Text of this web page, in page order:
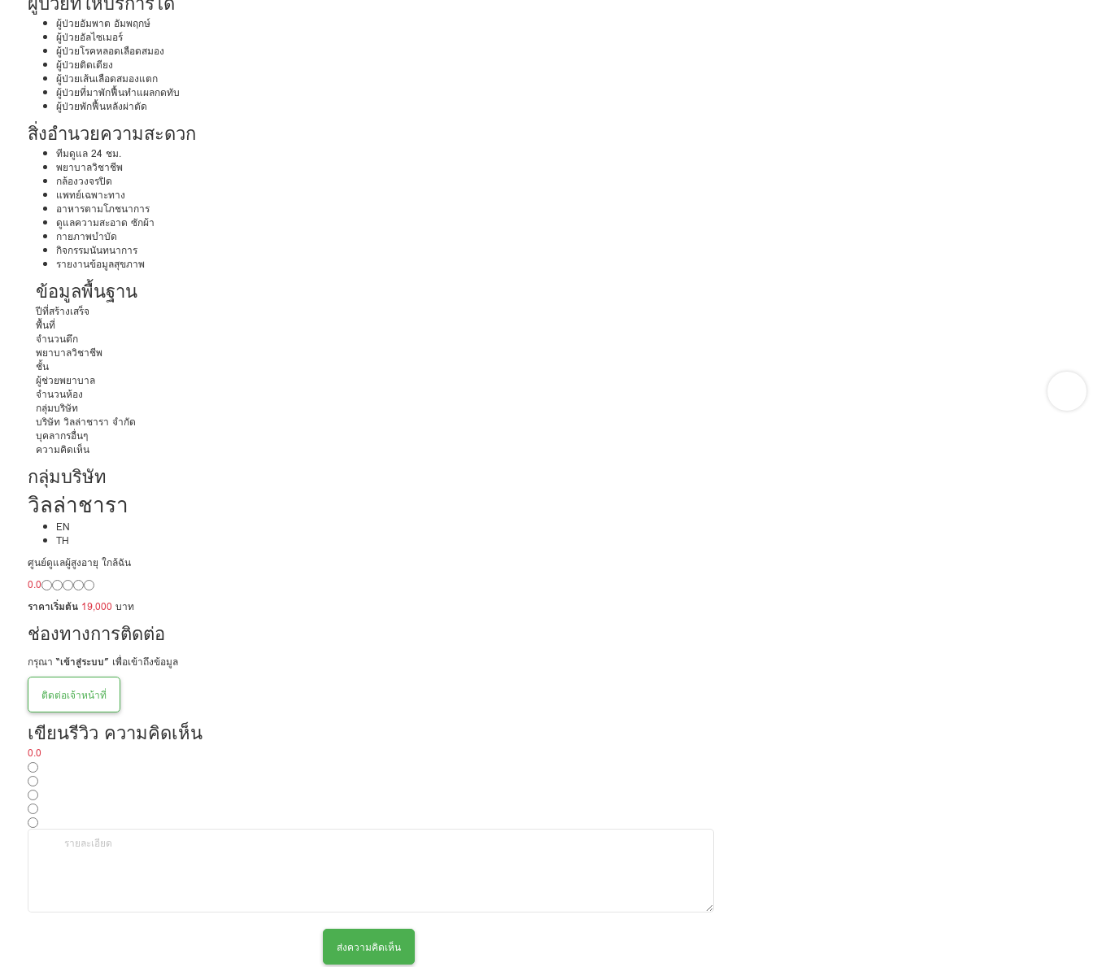
ผู้ป่วยอัมพาต อัมพฤกษ์
ผู้ป่วยอัลไซเมอร์
ผู้ป่วยโรคหลอดเลือดสมอง
ผู้ป่วยติดเตียง
ผู้ป่วยเส้นเลือดสมองแตก
ผู้ป่วยที่มาพักฟื้นทำแผลกดทับ
ผู้ป่วยพักฟื้นหลังผ่าตัด
สิ่งอำนวยความสะดวก
ทีมดูแล 24 ชม.
พยาบาลวิชาชีพ
กล้องวงจรปิด
แพทย์เฉพาะทาง
อาหารตามโภชนาการ
ดูแลความสะอาด ซักผ้า
กายภาพบำบัด
กิจกรรมนันทนาการ
รายงานข้อมูลสุขภาพ
ข้อมูลพื้นฐาน
ปีที่สร้างเสร็จ
พื้นที่
จำนวนตึก
พยาบาลวิชาชีพ
ชั้น
ผู้ช่วยพยาบาล
จำนวนห้อง
กลุ่มบริษัท
บริษัท วิลล่าชารา จำกัด
บุคลากรอื่นๆ
ความคิดเห็น
กลุ่มบริษัท
วิลล่าชารา
EN
TH
ศูนย์ดูแลผู้สูงอายุ ใกล้ฉัน
0.0
ราคาเริ่มต้น 19,000 บาท
ช่องทางการติดต่อ
กรุณา“เข้าสู่ระบบ” เพื่อเข้าถึงข้อมูล
ติดต่อเจ้าหน้าที่
เขียนรีวิว ความคิดเห็น
0.0
ส่งความคิดเห็น